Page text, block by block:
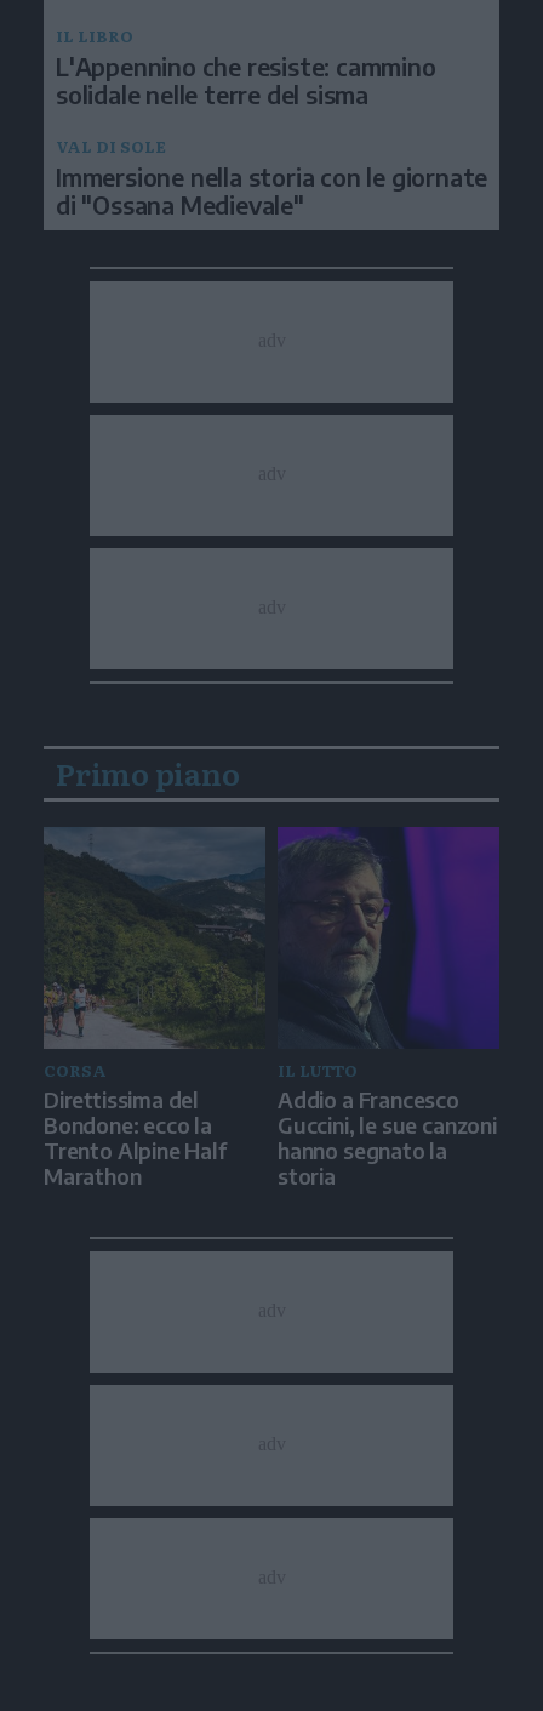
IL LIBRO
L'Appennino che resiste: cammino
solidale nelle terre del sisma
VAL DI SOLE
Immersione nella storia con le giornate
di "Ossana Medievale"
Primo piano
CORSA
Direttissima del
Bondone: ecco la
Trento Alpine Half
Marathon
IL LUTTO
Addio a Francesco
Guccini, le sue canzoni
hanno segnato la
storia